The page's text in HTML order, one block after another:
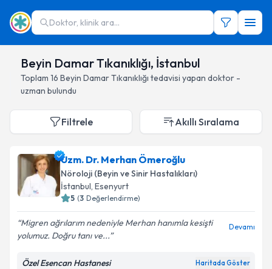
Doktor, klinik ara...
Beyin Damar Tıkanıklığı, İstanbul
Toplam 16 Beyin Damar Tıkanıklığı tedavisi yapan doktor -
uzman bulundu
Filtrele Akıllı Sıralama
Uzm. Dr. Merhan Ömeroğlu
Nöroloji (Beyin ve Sinir Hastalıkları)
İstanbul, Esenyurt
5 (3 Değerlendirme)
Migren ağrılarım nedeniyle Merhan hanımla kesişti
yolumuz. Doğru tanı ve...
Devamı
Özel Esencan Hastanesi Haritada Göster